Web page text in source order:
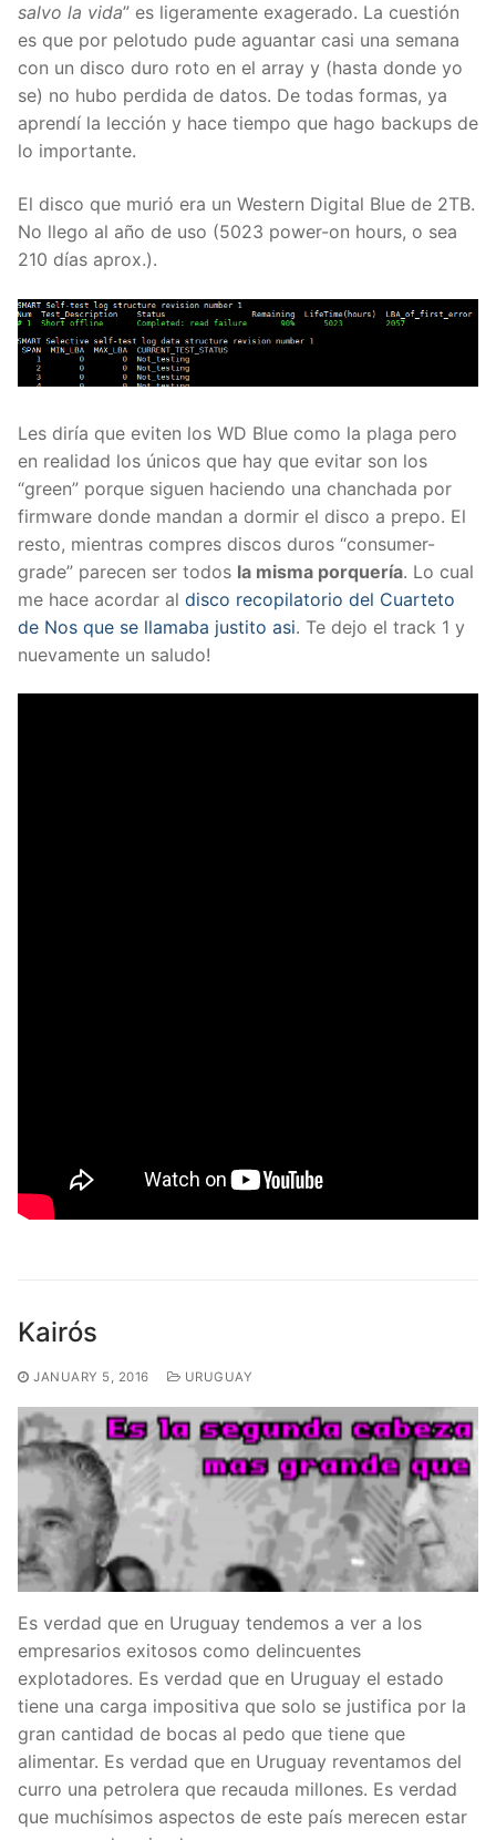
salvo la vida” es ligeramente exagerado. La cuestión
es que por pelotudo pude aguantar casi una semana
con un disco duro roto en el array y (hasta donde yo
se) no hubo perdida de datos. De todas formas, ya
aprendí la lección y hace tiempo que hago backups de
lo importante.
El disco que murió era un Western Digital Blue de 2TB.
No llego al año de uso (5023 power-on hours, o sea
210 días aprox.).
Les diría que eviten los WD Blue como la plaga pero
en realidad los únicos que hay que evitar son los
“green” porque siguen haciendo una chanchada por
firmware donde mandan a dormir el disco a prepo. El
resto, mientras compres discos duros “consumer-
grade” parecen ser todos la misma porquería. Lo cual
me hace acordar al disco recopilatorio del Cuarteto
de Nos que se llamaba justito asi. Te dejo el track 1 y
nuevamente un saludo!
Kairós
JANUARY 5, 2016 URUGUAY
Es verdad que en Uruguay tendemos a ver a los
empresarios exitosos como delincuentes
explotadores. Es verdad que en Uruguay el estado
tiene una carga impositiva que solo se justifica por la
gran cantidad de bocas al pedo que tiene que
alimentar. Es verdad que en Uruguay reventamos del
curro una petrolera que recauda millones. Es verdad
que muchísimos aspectos de este país merecen estar